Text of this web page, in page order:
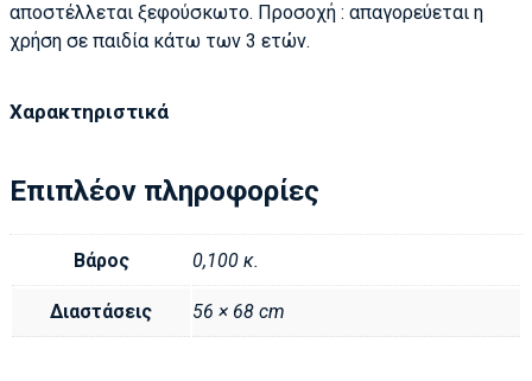
αποστέλλεται ξεφούσκωτο. Προσοχή : απαγορεύεται η
χρήση σε παιδία κάτω των 3 ετών.
Χαρακτηριστικά
Επιπλέον πληροφορίες
Βάρος 0,100 κ.
Διαστάσεις 56 × 68 cm